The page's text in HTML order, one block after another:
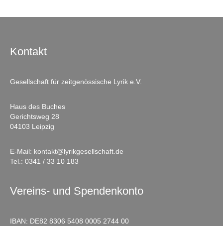
Kontakt
Gesellschaft für zeitgenössische Lyrik e.V.
Haus des Buches
Gerichtsweg 28
04103 Leipzig
E-Mail: kontakt@lyrikgesellschaft.de
Tel.: 0341 / 33 10 183
Vereins- und Spendenkonto
IBAN: DE82 8306 5408 0005 2744 00